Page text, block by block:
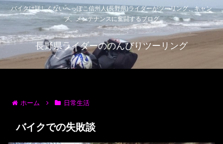
バイクは詳しくないへっぽこ信州人(長野県)ライダーがツーリング、キャン
プ、メンテナンスに奮闘するブログ
長野県ライダーののんびりツーリング
ホーム 日常生活
バイクでの失敗談